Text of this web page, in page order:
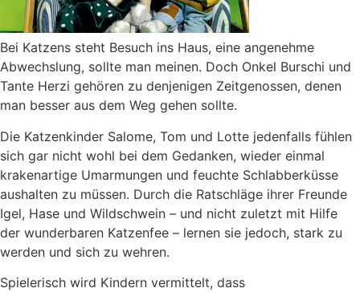
Bei Katzens steht Besuch ins Haus, eine angenehme
Abwechslung, sollte man meinen. Doch Onkel Burschi und
Tante Herzi gehören zu denjenigen Zeitgenossen, denen
man besser aus dem Weg gehen sollte.
Die Katzenkinder Salome, Tom und Lotte jedenfalls fühlen
sich gar nicht wohl bei dem Gedanken, wieder einmal
krakenartige Umarmungen und feuchte Schlabberküsse
aushalten zu müssen. Durch die Ratschläge ihrer Freunde
Igel, Hase und Wildschwein – und nicht zuletzt mit Hilfe
der wunderbaren Katzenfee – lernen sie jedoch, stark zu
werden und sich zu wehren.
Spielerisch wird Kindern vermittelt, dass